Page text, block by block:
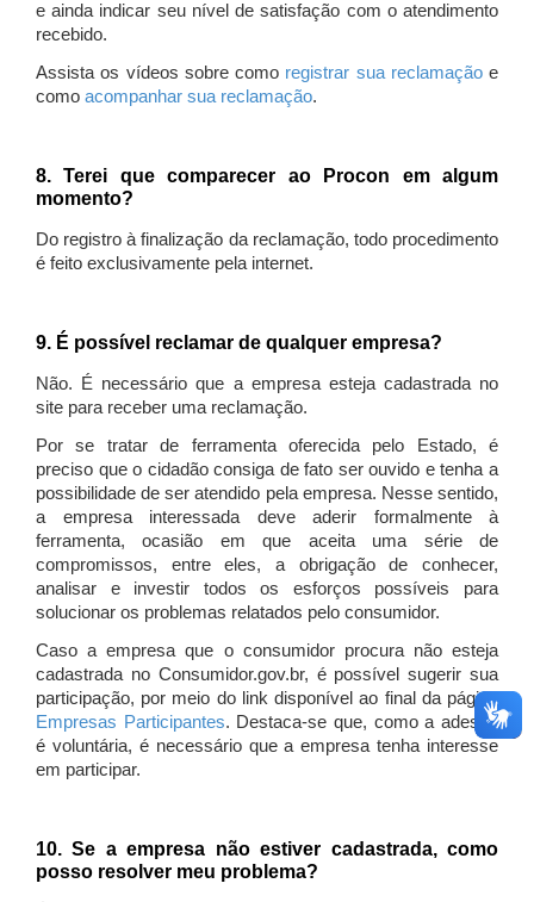
e ainda indicar seu nível de satisfação com o atendimento
recebido.
Assista os vídeos sobre como registrar sua reclamaçãoe
como acompanhar sua reclamação.
8. Terei que comparecer ao Procon em algum
momento?
Do registro à finalização da reclamação, todo procedimento
é feito exclusivamente pela internet.
9. É possível reclamar de qualquer empresa?
Não. É necessário que a empresa esteja cadastrada no
site para receber uma reclamação.
Por se tratar de ferramenta oferecida pelo Estado, é
preciso que o cidadão consiga de fato ser ouvido e tenha a
possibilidade de ser atendido pela empresa. Nesse sentido,
a empresa interessada deve aderir formalmente à
ferramenta, ocasião em que aceita uma série de
compromissos, entre eles, a obrigação de conhecer,
analisar e investir todos os esforços possíveis para
solucionar os problemas relatados pelo consumidor.
Caso a empresa que o consumidor procura não esteja
cadastrada no Consumidor.gov.br, é possível sugerir sua
participação, por meio do link disponível ao final da página
Empresas Participantes. Destaca-se que, como a adesão
é voluntária, é necessário que a empresa tenha interesse
em participar.
10. Se a empresa não estiver cadastrada, como
posso resolver meu problema?